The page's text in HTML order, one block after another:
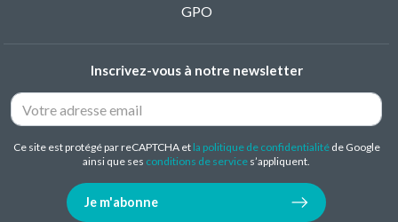
GPO
Inscrivez-vous à notre newsletter
Ce site est protégé par reCAPTCHA et la politique de confidentialitéde Google
ainsi que ses conditions de service s’appliquent.
Je m'abonne